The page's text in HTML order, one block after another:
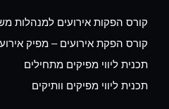
קורס הפקות אירועים למנהלות
קורס הפקת אירועים – מפיק אירועים ב –
תכנית ליווי מפיקים מתחילים
תכנית ליווי מפיקים וותיקים